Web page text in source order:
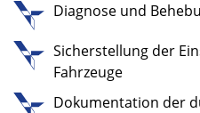
Diagnose und
Sicherstellung der
Fahrzeuge
Dokumentation der